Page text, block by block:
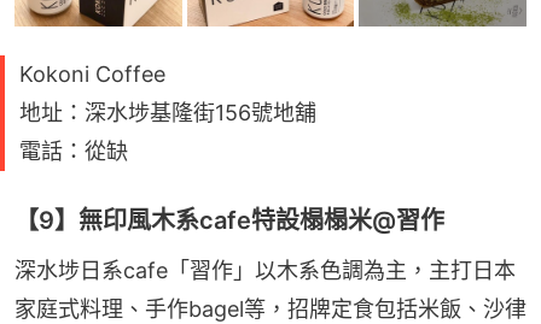
Kokoni Coffee
地址：深水埗基隆街156號地舖
電話：從缺
【9】無印風木系cafe特設榻榻米@習作
深水埗日系cafe「習作」以木系色調為主，主打日本
家庭式料理、手作bagel等，招牌定食包括米飯、沙律